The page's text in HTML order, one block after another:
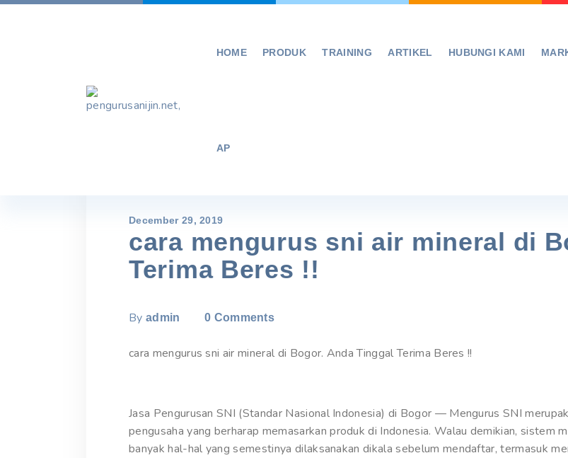
Skip
HOME PRODUK TRAINING ARTIKEL HUBUNGI KAMI
AP
December 29, 2019
cara mengurus sni air mineral di
Terima Beres !!
By admin 0 Comments
cara mengurus sni air mineral di Bogor. Anda Tinggal Terima Beres !!
Jasa Pengurusan SNI (Standar Nasional Indonesia) di Bogor — Mengurus SNI
pengusaha yang berharap memasarkan produk di Indonesia. Walau demikian, sistem
banyak hal-hal yang semestinya dilaksanakan dikala sebelum mendaftar, termasuk